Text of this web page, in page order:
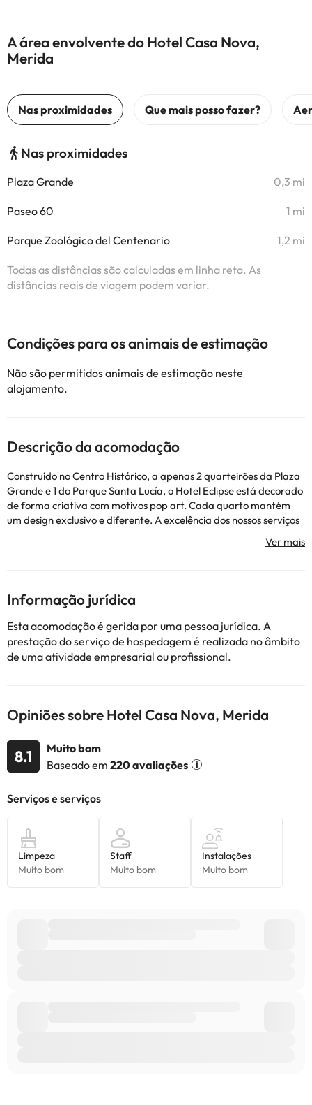
A área envolvente do Hotel Casa Nova,
Merida
Nas proximidades
Plaza Grande 0,3 mi
Paseo 60 1 mi
Parque Zoológico del Centenario 1,2 mi
Todas as distâncias são calculadas em linha reta. As
distâncias reais de viagem podem variar.
Condições para os animais de estimação
Não são permitidos animais de estimação neste
alojamento.
Descrição da acomodação
Construído no Centro Histórico, a apenas 2 quarteirões da Plaza
Grande e 1 do Parque Santa Lucía, o Hotel Eclipse está decorado
de forma criativa com motivos pop art. Cada quarto mantém
um design exclusivo e diferente. A excelência dos nossos serviços
continua a ser a razão pela qual os nossos clientes nos preferem a
individual em cada quarto. O nosso pessoal altamente
qualificado pode satisfazer os mais variados gostos e
necessidades, quer nos visite em ofertas ou em férias.
Pontuação: O estacionamento encontra-se temporariamente
encerrado até 31 de agosto.
consultar as tarifas diretamente no estabelecimento. O
alojamento pode alterar a forma como oferece o seu serviço de
catering de acordo com as necessidades. Esta informação está
sujeita a alterações pelo alojamento.
consultar os respetivos preços diretamente junto do alojamento.
por parte do alojamento. Se tiver alguma dúvida, contacte-nos.
Informação jurídica
Esta acomodação é gerida por uma pessoa jurídica. A
prestação do serviço de hospedagem é realizada no âmbito
de uma atividade empresarial ou profissional.
Opiniões sobre Hotel Casa Nova, Merida
8.1
Muito bom
Baseado em 220 avaliações